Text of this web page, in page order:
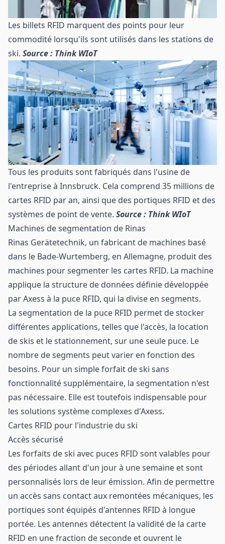
Les billets RFID marquent des points pour leur
commodité lorsqu'ils sont utilisés dans les stations de
ski. Source : Think WIoT
Tous les produits sont fabriqués dans l'usine de
l'entreprise à Innsbruck. Cela comprend 35 millions de
cartes RFID par an, ainsi que des portiques RFID et des
systèmes de point de vente. Source : Think WIoT
Machines de segmentation de Rinas
Rinas Gerätetechnik, un fabricant de machines basé
dans le Bade-Wurtemberg, en Allemagne, produit des
machines pour segmenter les cartes RFID. La machine
applique la structure de données définie développée
par Axess à la puce RFID, qui la divise en segments.
La segmentation de la puce RFID permet de stocker
différentes applications, telles que l'accès, la location
de skis et le stationnement, sur une seule puce. Le
nombre de segments peut varier en fonction des
besoins. Pour un simple forfait de ski sans
fonctionnalité supplémentaire, la segmentation n'est
pas nécessaire. Elle est toutefois indispensable pour
les solutions système complexes d'Axess.
Cartes RFID pour l'industrie du ski
Accès sécurisé
Les forfaits de ski avec puces RFID sont valables pour
des périodes allant d'un jour à une semaine et sont
personnalisés lors de leur émission. Afin de permettre
un accès sans contact aux remontées mécaniques, les
portiques sont équipés d'antennes RFID à longue
portée. Les antennes détectent la validité de la carte
RFID en une fraction de seconde et ouvrent le